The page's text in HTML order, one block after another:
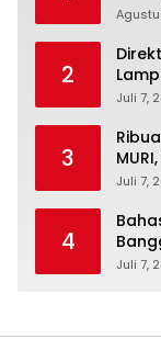
2
Juli 7,
3
Dini
Juli 7,
4
Juli 7,